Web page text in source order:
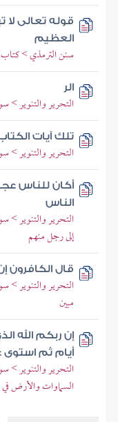
قوله تعالى لا
العظيم
سنن الترمذي >
الر
التحرير والتنوير >
تلك آيات
التحرير والتنوير >
أكان للناس
الناس
التحرير والتنوير >
إلى رجل منهم
قال الكافرون
التحرير والتنوير >
مبين
إن ربكم الله
أيام ثم
التحرير والتنوير >
السماوات والأرض في